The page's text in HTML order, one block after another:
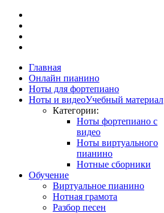
Главная
Онлайн пианино
Ноты для фортепиано
Ноты и видеоУчебный материал
Категории:
Ноты фортепиано с
видео
Ноты виртуального
пианино
Нотные сборники
Обучение
Виртуальное пианино
Нотная грамота
Разбор песен